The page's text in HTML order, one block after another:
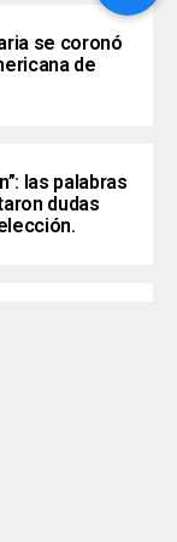
se coronó
de
las palabras
dudas